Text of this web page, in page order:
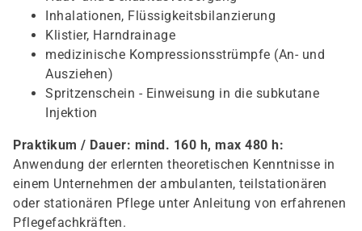
Inhalationen, Flüssigkeitsbilanzierung
Klistier, Harndrainage
medizinische Kompressionsstrümpfe (An- und
Ausziehen)
Spritzenschein - Einweisung in die subkutane
Injektion
Praktikum / Dauer: mind. 160 h, max 480 h:
Anwendung der erlernten theoretischen Kenntnisse in
einem Unternehmen der ambulanten, teilstationären
oder stationären Pflege unter Anleitung von erfahrenen
Pflegefachkräften.